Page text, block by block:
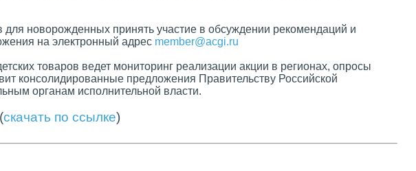
новорожденных принять участие в обсуждении рекомендаций и
на электронный адрес member@acgi.ru
товаров ведет мониторинг реализации акции в регионах, опросы
консолидированные предложения Правительству Российской
органам исполнительной власти.
скачать по ссылке)